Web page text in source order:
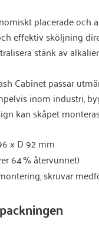
placerade och
effektiv sköljning
stänk av
Cabinet passar
inom industri,
kan skåpet
x D 92 mm
64 % återvunnet)
skruvar